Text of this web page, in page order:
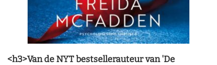
<h3>Van de NYT bestsellerauteur van 'De